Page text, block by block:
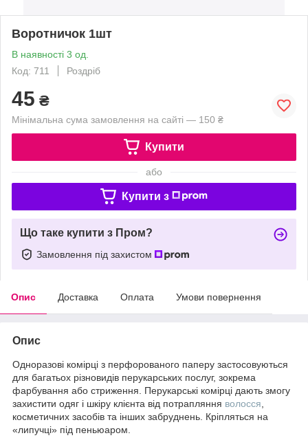
Воротничок 1шт
В наявності 3 од.
Код: 711
Роздріб
45 ₴
Мінімальна сума замовлення на сайті — 150 ₴
Купити
або
Купити з
Що таке купити з Пром?
Замовлення під захистом
Опис Доставка Оплата Умови повернення
Опис
Одноразові комірці з перфорованого паперу застосовуються
для багатьох різновидів перукарських послуг, зокрема
фарбування або стриження. Перукарські комірці дають змогу
захистити одяг і шкіру клієнта від потрапляння волосся
косметичних засобів та інших забруднень. Кріпляться на
«липучці» під пеньюаром.